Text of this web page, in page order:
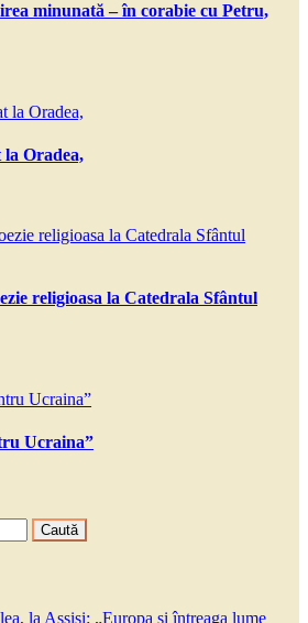
minunată – în corabie cu Petru,
la Oradea,
religioasa la Catedrala Sfântul
Ucraina”
la Assisi: „Europa și întreaga lume